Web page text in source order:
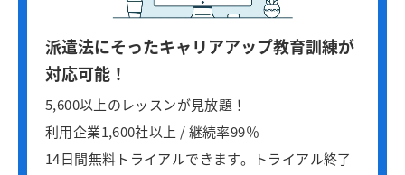
派遣法にそったキャリアアップ教育訓練が
対応可能！
5,600以上のレッスンが見放題！
利用企業1,600社以上 / 継続率99％
14日間無料トライアルできます。トライアル終了